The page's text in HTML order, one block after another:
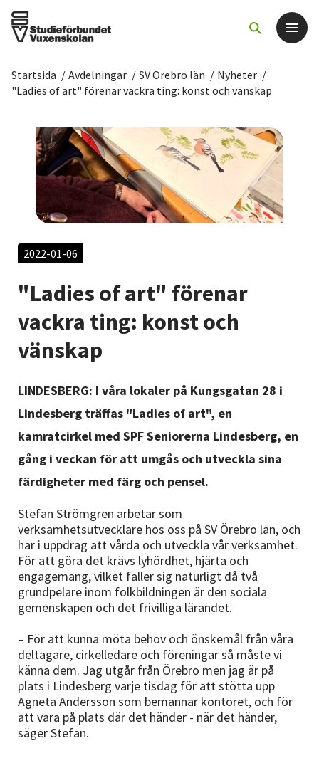
Det här gör vi
För dig som
Sök kurser och evenemang
Om SV
Starta studiecirkel
Cirkelledare
Nyheter
Startsida / Avdelningar / SV Örebro län / Nyheter /
"Ladies of art" förenar vackra ting: konst och vänskap
2022-01-06
"Ladies of art" förenar
vackra ting: konst och
vänskap
LINDESBERG: I våra lokaler på Kungsgatan 28 i
Lindesberg träffas "Ladies of art", en
kamratcirkel med SPF Seniorerna Lindesberg, en
gång i veckan för att umgås och utveckla sina
färdigheter med färg och pensel.
Stefan Strömgren arbetar som
verksamhetsutvecklare hos oss på SV Örebro län, och
har i uppdrag att vårda och utveckla vår verksamhet.
För att göra det krävs lyhördhet, hjärta och
engagemang, vilket faller sig naturligt då två
grundpelare inom folkbildningen är den sociala
gemenskapen och det frivilliga lärandet.
– För att kunna möta behov och önskemål från våra
deltagare, cirkelledare och föreningar så måste vi
känna dem. Jag utgår från Örebro men jag är på
plats i Lindesberg varje tisdag för att stötta upp
Agneta Andersson som bemannar kontoret, och för
att vara på plats där det händer - när det händer,
säger Stefan.